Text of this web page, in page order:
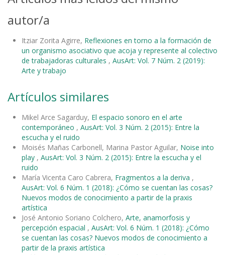
autor/a
Itziar Zorita Agirre, Reflexiones en torno a la formación de
un organismo asociativo que acoja y represente al colectivo
de trabajadoras culturales , AusArt: Vol. 7 Núm. 2 (2019):
Arte y trabajo
Artículos similares
Mikel Arce Sagarduy, El espacio sonoro en el arte
contemporáneo , AusArt: Vol. 3 Núm. 2 (2015): Entre la
escucha y el ruido
Moisés Mañas Carbonell, Marina Pastor Aguilar, Noise into
play , AusArt: Vol. 3 Núm. 2 (2015): Entre la escucha y el
ruido
María Vicenta Caro Cabrera, Fragmentos a la deriva ,
AusArt: Vol. 6 Núm. 1 (2018): ¿Cómo se cuentan las cosas?
Nuevos modos de conocimiento a partir de la praxis
artística
José Antonio Soriano Colchero, Arte, anamorfosis y
percepción espacial , AusArt: Vol. 6 Núm. 1 (2018): ¿Cómo
se cuentan las cosas? Nuevos modos de conocimiento a
partir de la praxis artística